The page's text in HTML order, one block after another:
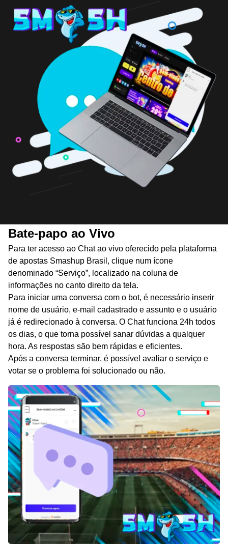
Bate-papo ao Vivo
Para ter acesso ao Chat ao vivo oferecido pela plataforma
de apostas Smashup Brasil, clique num ícone
denominado “Serviço”, localizado na coluna de
informações no canto direito da tela.
Para iniciar uma conversa com o bot, é necessário inserir
nome de usuário, e-mail cadastrado e assunto e o usuário
já é redirecionado à conversa. O Chat funciona 24h todos
os dias, o que torna possível sanar dúvidas a qualquer
hora. As respostas são bem rápidas e eficientes.
Após a conversa terminar, é possível avaliar o serviço e
votar se o problema foi solucionado ou não.